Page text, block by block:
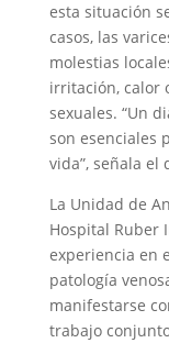
esta situación
casos, las
molestias
irritación, calor
sexuales. “Un
son esenciales
vida”, señala el
La Unidad de
Hospital Ruber
experiencia en
patología
manifestarse
trabajo